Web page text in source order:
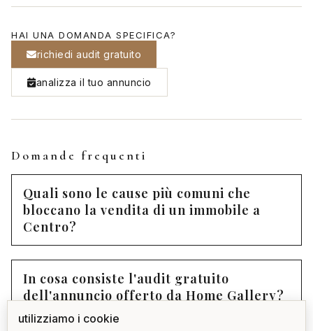
HAI UNA DOMANDA SPECIFICA?
richiedi audit gratuito
analizza il tuo annuncio
Domande frequenti
Quali sono le cause più comuni che
bloccano la vendita di un immobile a
Centro?
In cosa consiste l'audit gratuito
dell'annuncio offerto da Home Gallery?
utilizziamo i cookie